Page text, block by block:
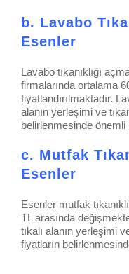
b. Lavabo
Esenler
Lavabo tıkanıklığı
firmalarında ortalama
fiyatlandırılmaktadır.
alanın yerleşimi ve
belirlenmesinde önemli
c. Mutfak
Esenler
Esenler mutfak
TL arasında
tıkalı alanın yerleşimi
fiyatların